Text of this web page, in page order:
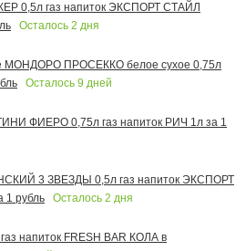
0,5л газ напиток ЭКСПОРТ СТАЙЛ
Осталось 2 дня
МОНДОРО ПРОСЕККО белое сухое 0,75л
Осталось 9 дней
ФИЕРО 0,75л газ напиток РИЧ 1л за 1
3 ЗВЕЗДЫ 0,5л газ напиток ЭКСПОРТ
рубль
Осталось 2 дня
напиток FRESH BAR КОЛА в